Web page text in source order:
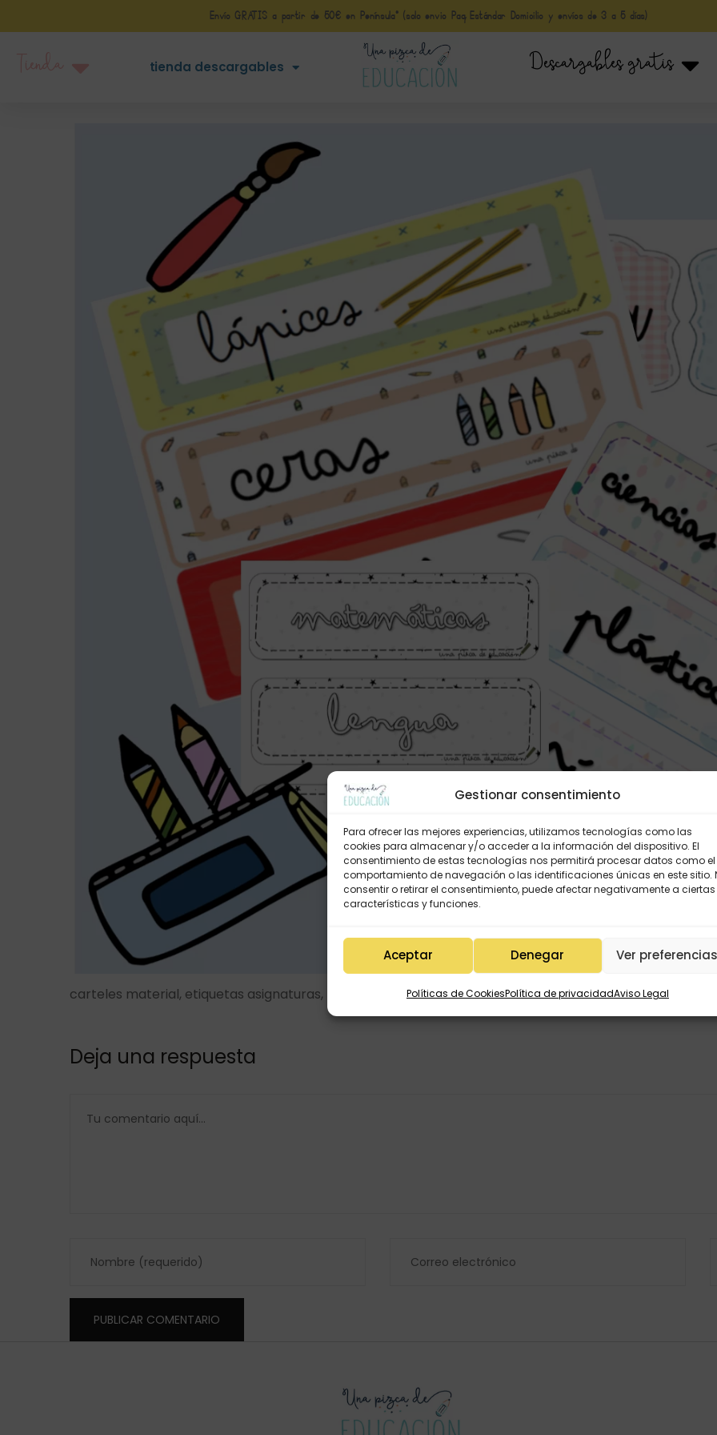
Gestionar consentimiento
Para ofrecer las mejores experiencias, utilizamos tecnologías como las
cookies para almacenar y/o acceder a la información del dispositivo. El
consentimiento de estas tecnologías nos permitirá procesar datos como el
comportamiento de navegación o las identificaciones únicas en este sitio.
consentir o retirar el consentimiento, puede afectar negativamente a ciertas
características y funciones.
Aceptar Denegar Ver
Políticas de CookiesPolítica de privacidadAviso Legal
Envío GRATIS a partir de 50€ en Península* (solo envio Paq Estándar Domicilio y envíos de 3 a 5 días)
tienda descargables Descargables gratis
carteles material, etiquetas asignaturas, rótulos clase…
Deja una respuesta